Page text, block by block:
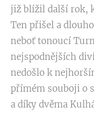
již blížil další rok,
Ten přišel a
neboť tonoucí
nejspodnějších
nedošlo k
přímém souboji o
a díky dvěma